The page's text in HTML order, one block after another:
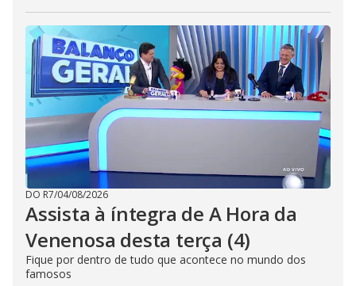
DO R7/04/08/2026
Assista à íntegra de A Hora da
Venenosa desta terça (4)
Fique por dentro de tudo que acontece no mundo dos
famosos